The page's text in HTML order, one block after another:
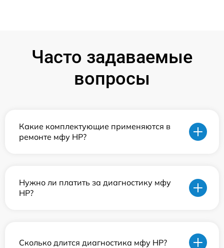
Часто задаваемые
вопросы
Какие комплектующие применяются в
ремонте мфу HP?
Нужно ли платить за диагностику мфу
HP?
Сколько длится диагностика мфу HP?